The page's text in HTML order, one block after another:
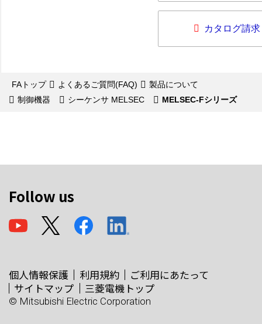
カタログ請求
FAトップ よくあるご質問(FAQ)
製品について
制御機器
シーケンサ MELSEC MELSEC-Fシリーズ
Follow us
個人情報保護 利用規約
ご利用にあたって
サイトマップ
三菱電機トップ
© Mitsubishi Electric Corporation